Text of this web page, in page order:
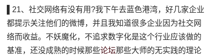
▌21、社交网络有没有用?我下午去蓝色港湾，好几家企业
都提示关注他们的微博，并且我知道很多企业因为社交网
络而收益。不妖魔化，不追求数字化是这个行业应该做的
基准，还没成熟的时候那些论坛那些大师的无实践的理论